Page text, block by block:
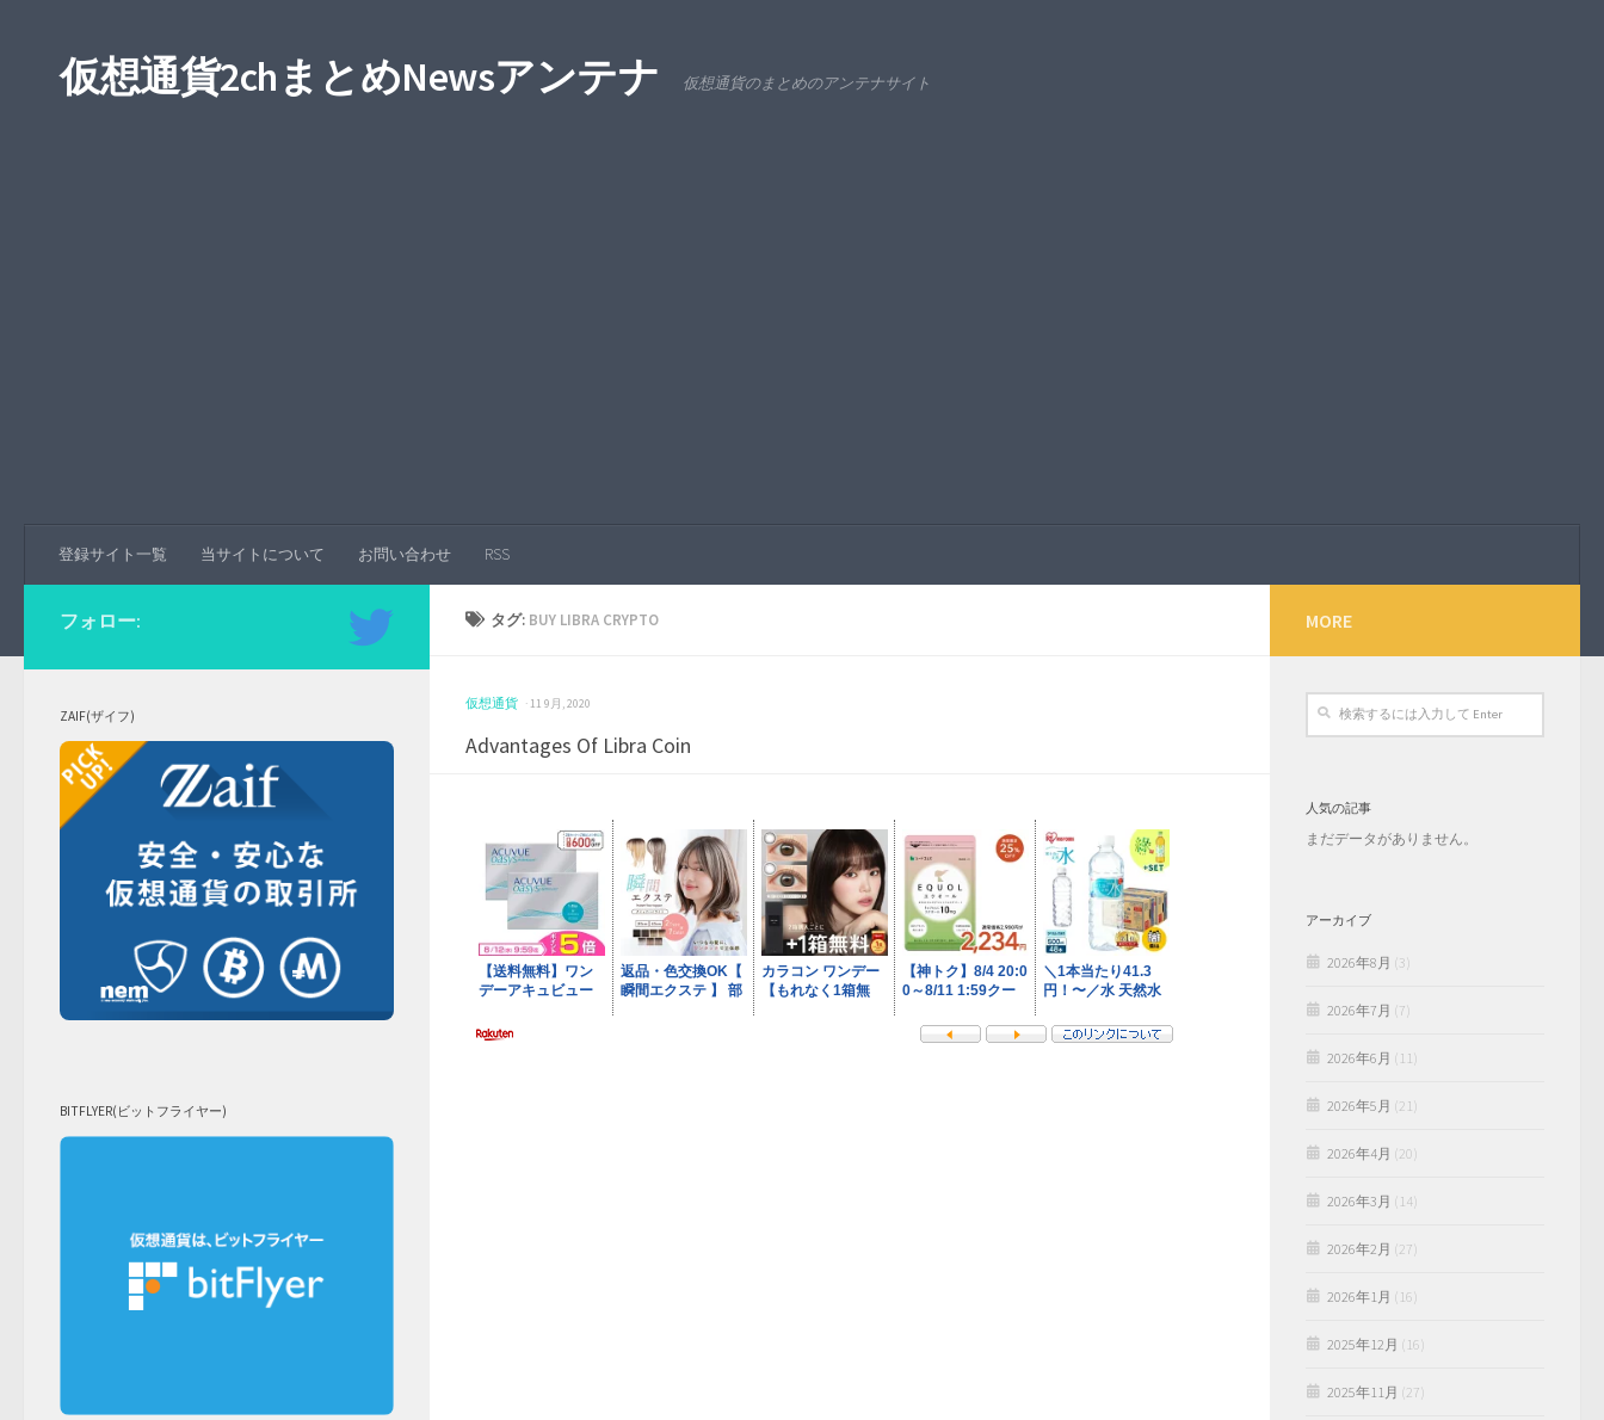
仮想通貨2chまとめNewsアンテナ 仮想通貨のまとめのアンテナサイト
登録サイト一覧 当サイトについて お問い合わせ RSS
タグ: BUY LIBRA CRYPTO
仮想通貨 · 11 9月, 2020
Advantages Of Libra Coin
フォロー:
ZAIF(ザイフ)
BITFLYER(ビットフライヤー)
MORE
人気の記事
まだデータがありません。
アーカイブ
2026年8月 (3)
2026年7月 (7)
2026年6月 (11)
2026年5月 (21)
2026年4月 (20)
2026年3月 (14)
2026年2月 (27)
2026年1月 (16)
2025年12月 (16)
2025年11月 (27)